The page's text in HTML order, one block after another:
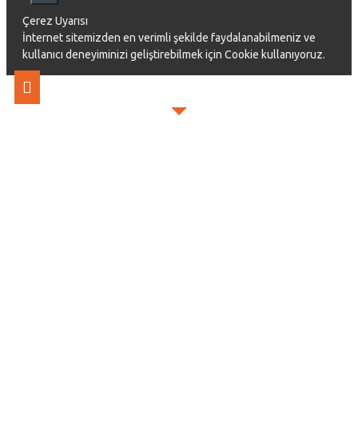
Çerez Uyarısı
İnternet sitemizden en verimli şekilde faydalanabilmeniz ve
kullanıcı deneyiminizi geliştirebilmek için Cookie kullanıyoruz.